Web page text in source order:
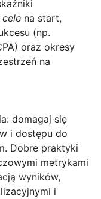
na start,
(np.
oraz okresy
na
domagaj się
i dostępu do
Dobre praktyki
metrykami
wyników,
i